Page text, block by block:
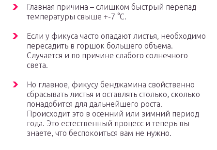
Главная причина – слишком быстрый перепад
температуры свыше +-7 °С.
Если у фикуса часто опадают листья, необходимо
пересадить в горшок большего объема.
Случается и по причине слабого солнечного
света.
Но главное, фикусу бенджамина свойственно
сбрасывать листья и оставлять столько, сколько
понадобится для дальнейшего роста.
Происходит это в осенний или зимний период
года. Это естественный процесс и теперь вы
знаете, что беспокоиться вам не нужно.